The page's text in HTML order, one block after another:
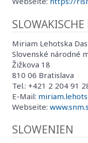
Miriam Lehotska Das
Slovenské národné
Žižkova 18
810 06 Bratislava
Tel.: +421 2 204 91
E-Mail:
Webseite:
SLOWENIEN